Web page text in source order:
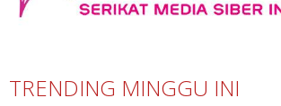
TRENDING MINGGU INI